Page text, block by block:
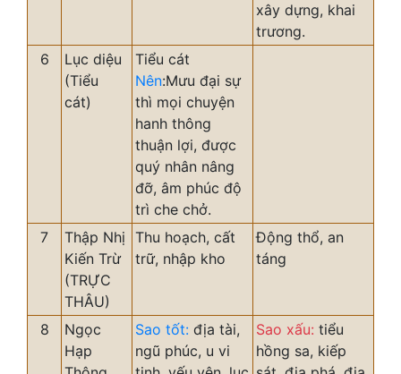
xây dựng, khai
trương.
6
Lục diệu
(Tiểu
cát)
Tiểu cát
Nên:Mưu đại sự
thì mọi chuyện
hanh thông
thuận lợi, được
quý nhân nâng
đỡ, âm phúc độ
trì che chở.
7
Thập Nhị
Kiến Trừ
(TRỰC
THÂU)
Thu hoạch, cất
trữ, nhập kho
Động thổ, an
táng
8
Ngọc
Hạp
Sao tốt: địa tài,
ngũ phúc, u vi
Sao xấu: tiểu
hồng sa, kiếp